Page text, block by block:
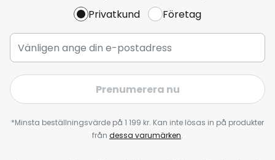
Privatkund Företag
Prenumerera nu
*Minsta beställningsvärde på 1 199 kr. Kan inte lösas in på produkter
från dessa varumärken.